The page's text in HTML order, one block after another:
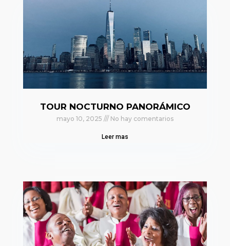
TOUR NOCTURNO PANORÁMICO
mayo 10, 2025 No hay comentarios
Leer mas